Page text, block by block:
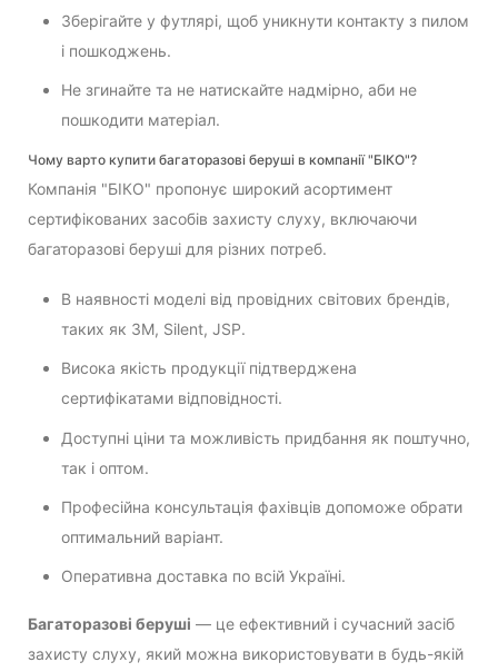
Зберігайте у футлярі, щоб уникнути контакту з пилом
і пошкоджень.
Не згинайте та не натискайте надмірно, аби не
пошкодити матеріал.
Чому варто купити багаторазові беруші в компанії "БІКО"?
Компанія "БІКО" пропонує широкий асортимент
сертифікованих засобів захисту слуху, включаючи
багаторазові беруші для різних потреб.
В наявності моделі від провідних світових брендів,
таких як 3M, Silent, JSP.
Висока якість продукції підтверджена
сертифікатами відповідності.
Доступні ціни та можливість придбання як поштучно,
так і оптом.
Професійна консультація фахівців допоможе обрати
оптимальний варіант.
Оперативна доставка по всій Україні.
Багаторазові беруші — це ефективний і сучасний засіб
захисту слуху, який можна використовувати в будь-якій